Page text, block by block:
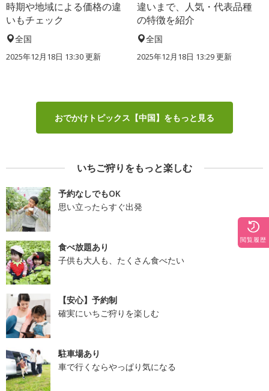
時期や地域による価格の違
いもチェック
全国
2025年12月18日 13:30 更新
違いまで、人気・代表品種
の特徴を紹介
全国
2025年12月18日 13:29 更新
おでかけトピックス【中国】をもっと見る
いちご狩りをもっと楽しむ
予約なしでもOK
思い立ったらすぐ出発
食べ放題あり
子供も大人も、たくさん食べたい
【安心】予約制
確実にいちご狩りを楽しむ
駐車場あり
車で行くならやっぱり気になる
閲覧履歴